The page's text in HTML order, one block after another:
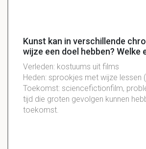
Kunst kan in verschillende
wijze een doel hebben? Welke
Verleden: kostuums uit films
Heden: sprookjes met wijze lessen
Toekomst: sciencefictionfilm,
tijd die groten gevolgen kunnen
toekomst.